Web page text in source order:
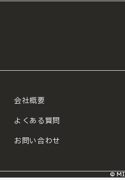
会社概要
よくある質問
お問い合わせ
©